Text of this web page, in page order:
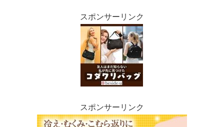
スポンサーリンク
スポンサーリンク